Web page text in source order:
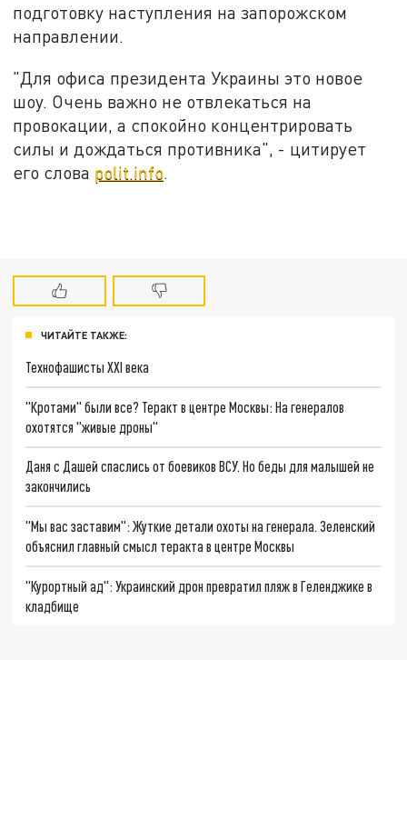
подготовку наступления на запорожском
направлении.
"Для офиса президента Украины это новое
шоу. Очень важно не отвлекаться на
провокации, а спокойно концентрировать
силы и дождаться противника", - цитирует
его слова polit.info.
ЧИТАЙТЕ ТАКЖЕ:
Технофашисты XXI века
"Кротами" были все? Теракт в центре Москвы: На генералов
охотятся "живые дроны"
Даня с Дашей спаслись от боевиков ВСУ. Но беды для малышей не
закончились
"Мы вас заставим": Жуткие детали охоты на генерала. Зеленский
объяснил главный смысл теракта в центре Москвы
"Курортный ад": Украинский дрон превратил пляж в Геленджике в
кладбище